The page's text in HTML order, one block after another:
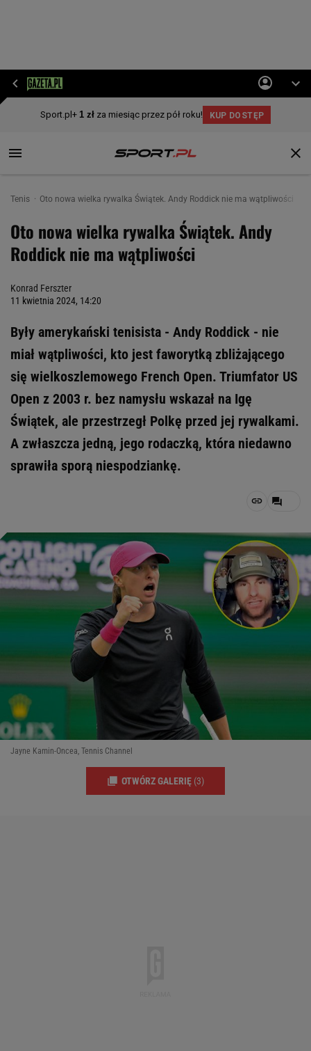
Tenis Oto nowa wielka rywalka Świątek. Andy Roddick nie ma wątpliwości
Oto nowa wielka rywalka Świątek. Andy
Roddick nie ma wątpliwości
Konrad Ferszter
11 kwietnia 2024, 14:20
Były amerykański tenisista - Andy Roddick - nie
miał wątpliwości, kto jest faworytką zbliżającego
się wielkoszlemowego French Open. Triumfator US
Open z 2003 r. bez namysłu wskazał na Igę
Świątek, ale przestrzegł Polkę przed jej rywalkami.
A zwłaszcza jedną, jego rodaczką, która niedawno
sprawiła sporą niespodziankę.
Jayne Kamin-Oncea, Tennis Channel
OTWÓRZ GALERIĘ (3)